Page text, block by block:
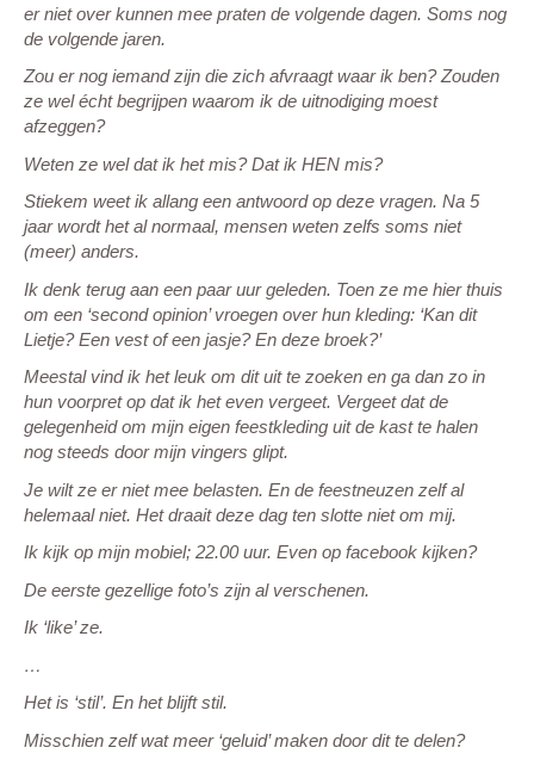
er niet over kunnen mee praten de volgende dagen. Soms nog
de volgende jaren.
Zou er nog iemand zijn die zich afvraagt waar ik ben? Zouden
ze wel écht begrijpen waarom ik de uitnodiging moest
afzeggen?
Weten ze wel dat ik het mis? Dat ik HEN mis?
Stiekem weet ik allang een antwoord op deze vragen. Na 5
jaar wordt het al normaal, mensen weten zelfs soms niet
(meer) anders.
Ik denk terug aan een paar uur geleden. Toen ze me hier thuis
om een ‘second opinion’ vroegen over hun kleding: ‘Kan dit
Lietje? Een vest of een jasje? En deze broek?’
Meestal vind ik het leuk om dit uit te zoeken en ga dan zo in
hun voorpret op dat ik het even vergeet. Vergeet dat de
gelegenheid om mijn eigen feestkleding uit de kast te halen
nog steeds door mijn vingers glipt.
Je wilt ze er niet mee belasten. En de feestneuzen zelf al
helemaal niet. Het draait deze dag ten slotte niet om mij.
Ik kijk op mijn mobiel; 22.00 uur. Even op facebook kijken?
De eerste gezellige foto’s zijn al verschenen.
Ik ‘like’ ze.
…
Het is ‘stil’. En het blijft stil.
Misschien zelf wat meer ‘geluid’ maken door dit te delen?